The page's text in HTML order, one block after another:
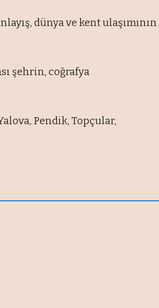
dünya ve kent ulaşımının
şehrin, coğrafya
Pendik, Topçular,